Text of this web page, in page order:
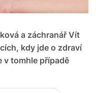
a záchranář Vít
kdy jde o zdraví
v tomhle případě